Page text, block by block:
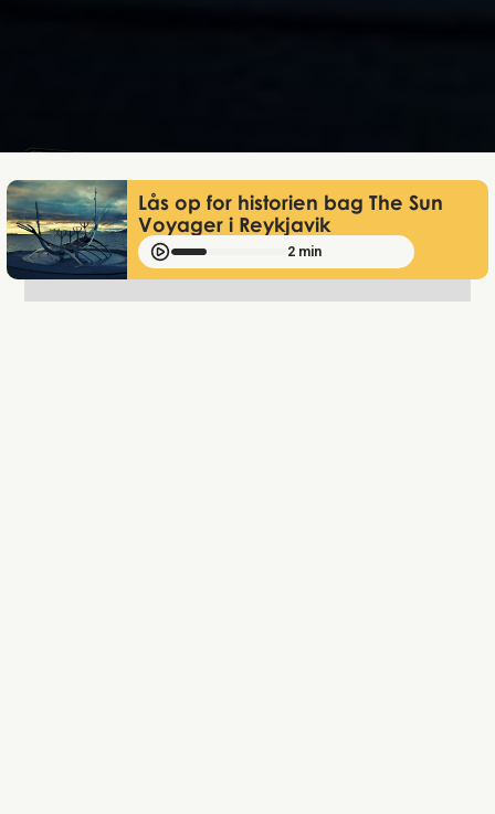
Lås op for historien bag The Sun
Voyager i Reykjavik
2 min